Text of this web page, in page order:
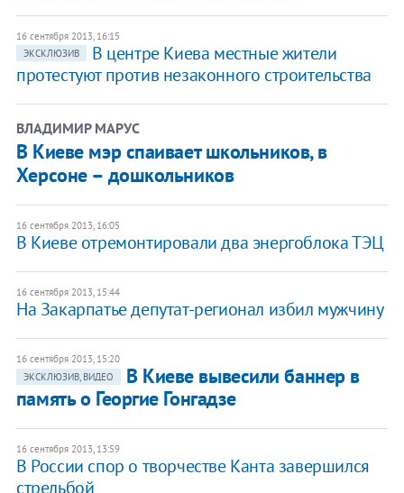
16 сентября 2013, 16:15
ЭКСКЛЮЗИВ
В центре Киева местные жители
протестуют против незаконного строительства
ВЛАДИМИР МАРУС
В Киеве мэр спаивает школьников, в
Херсоне – дошкольников
16 сентября 2013, 16:05
В Киеве отремонтировали два энергоблока ТЭЦ
16 сентября 2013, 15:44
На Закарпатье депутат-регионал избил мужчину
16 сентября 2013, 15:20
ЭКСКЛЮЗИВ, ВИДЕО
В Киеве вывесили баннер в
память о Георгие Гонгадзе
16 сентября 2013, 13:59
В России спор о творчестве Канта завершился
стрельбой